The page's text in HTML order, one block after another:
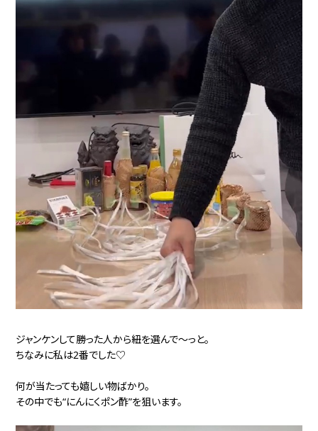
ジャンケンして勝った人から紐を選んで～っと。
ちなみに私は2番でした♡
何が当たっても嬉しい物ばかり。
その中でも“にんにくポン酢”を狙います。